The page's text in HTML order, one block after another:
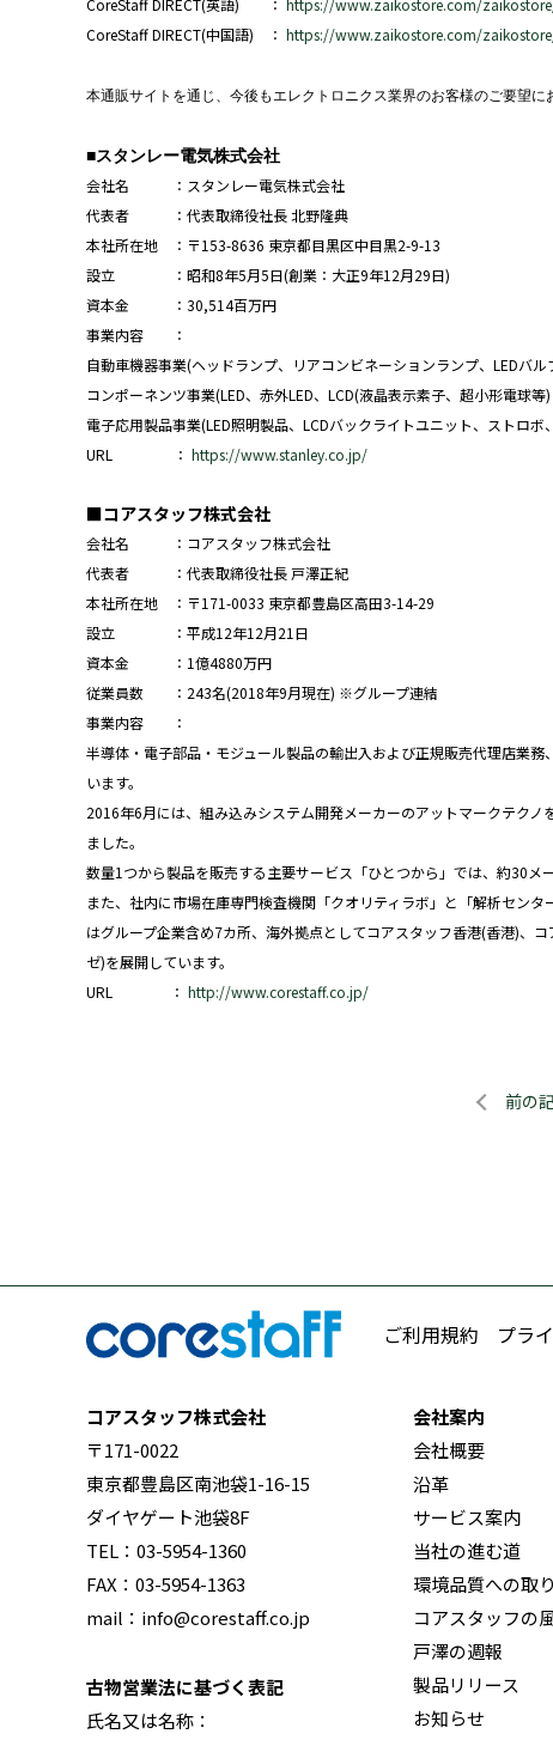
CoreStaff DIRECT(英語) ： https://www.zaikostore.com/
CoreStaff DIRECT(中国語) ： https://www.zaikostore.com/
本通販サイトを通じ、今後もエレクトロニクス業界のお客様のご要望
■スタンレー電気株式会社
会社名 ：スタンレー電気株式会社
代表者 ：代表取締役社長 北野隆典
本社所在地 ：〒153-8636 東京都目黒区中目黒2-9-13
設立 ：昭和8年5月5日(創業：大正9年12月29日)
資本金 ：30,514百万円
事業内容 ：
自動車機器事業(ヘッドランプ、リアコンビネーションランプ、LEDバル
コンポーネンツ事業(LED、赤外LED、LCD(液晶表示素子、超小形電球等)
電子応用製品事業(LED照明製品、LCDバックライトユニット、ストロボ
URL ： https://www.stanley.co.jp/
■コアスタッフ株式会社
会社名 ：コアスタッフ株式会社
代表者 ：代表取締役社長 戸澤正紀
本社所在地 ：〒171-0033 東京都豊島区高田3-14-29
設立 ：平成12年12月21日
資本金 ：1億4880万円
従業員数 ：243名(2018年9月現在) ※グループ連結
事業内容 ：
半導体・電子部品・モジュール製品の輸出入および正規販売代理店業
います。
2016年6月には、組み込みシステム開発メーカーのアットマークテク
ました。
数量1つから製品を販売する主要サービス「ひとつから」では、約30メ
また、社内に市場在庫専門検査機関「クオリティラボ」と「解析セン
はグループ企業含め7カ所、海外拠点としてコアスタッフ香港(香港)、
ゼ)を展開しています。
URL ： http://www.corestaff.co.jp/
前の
ご利用規約 プラ
コアスタッフ株式会社
〒171-0022
東京都豊島区南池袋1-16-15
ダイヤゲート池袋8F
TEL：03-5954-1360
FAX：03-5954-1363
mail：info@corestaff.co.jp
古物営業法に基づく表記
氏名又は名称：
会社案内
会社概要
沿革
サービス案内
当社の進む道
環境品質への取
コアスタッフの
戸澤の週報
製品リリース
お知らせ